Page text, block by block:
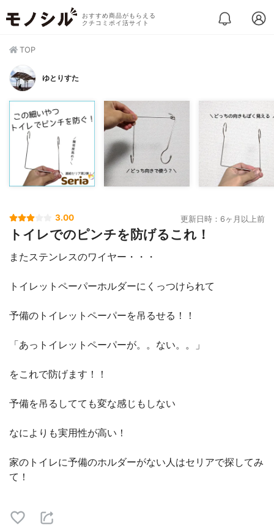
おすすめ商品がもらえる
クチコミポイ活サイト
TOP
ゆとりすた
3.00 更新日時：6ヶ月以上前
トイレでのピンチを防げるこれ！
またステンレスのワイヤー・・・
トイレットペーパーホルダーにくっつけられて
予備のトイレットペーパーを吊るせる！！
「あっトイレットペーパーが。。ない。。」
をこれで防げます！！
予備を吊るしてても変な感じもしない
なによりも実用性が高い！
家のトイレに予備のホルダーがない人はセリアで探してみ
て！